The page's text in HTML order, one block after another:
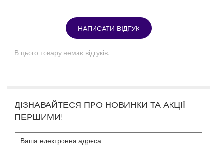
НАПИСАТИ ВІДГУК
В цього товару немає відгуків.
ДІЗНАВАЙТЕСЯ ПРО НОВИНКИ ТА АКЦІЇ
ПЕРШИМИ!